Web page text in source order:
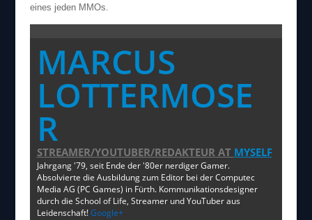
eines jeden MMOs.
MARCUS
LOTTERMOSE
R
STREAMER/YOUTUBER/REDAKTEURAT MYSELF
Jahrgang '79, seit Ende der '80er nerdiger Gamer.
Absolvierte die Ausbildung zum Editor bei der Computec
Media AG (PC Games) in Fürth. Kommunikationsdesigner
durch die School of Life, Streamer und YouTuber aus
Leidenschaft!Google+